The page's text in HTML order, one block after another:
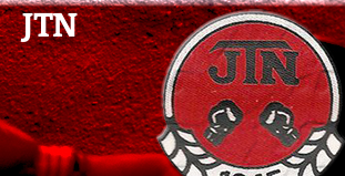
JTN